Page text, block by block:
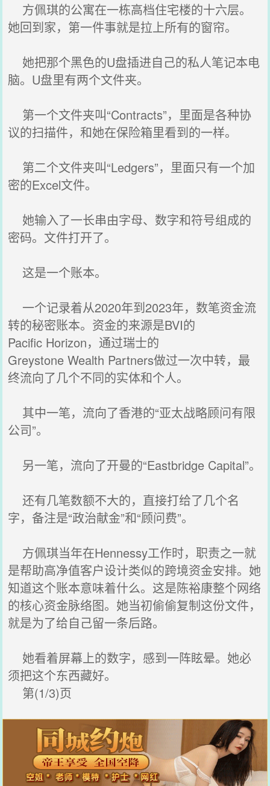
方佩琪的公寓在一栋高档住宅楼的十六层。
她回到家，第一件事就是拉上所有的窗帘。
她把那个黑色的U盘插进自己的私人笔记本电
脑。U盘里有两个文件夹。
第一个文件夹叫“Contracts”，里面是各种协
议的扫描件，和她在保险箱里看到的一样。
第二个文件夹叫“Ledgers”，里面只有一个加
密的Excel文件。
她输入了一长串由字母、数字和符号组成的
密码。文件打开了。
这是一个账本。
一个记录着从2020年到2023年，数笔资金流
转的秘密账本。资金的来源是BVI的
Pacific Horizon，通过瑞士的
Greystone Wealth Partners做过一次中转，最
终流向了几个不同的实体和个人。
其中一笔，流向了香港的“亚太战略顾问有限
公司”。
另一笔，流向了开曼的“Eastbridge Capital”。
还有几笔数额不大的，直接打给了几个名
字，备注是“政治献金”和“顾问费”。
方佩琪当年在Hennessy工作时，职责之一就
是帮助高净值客户设计类似的跨境资金安排。她
知道这个账本意味着什么。这是陈裕康整个网络
的核心资金脉络图。她当初偷偷复制这份文件，
就是为了给自己留一条后路。
她看着屏幕上的数字，感到一阵眩晕。她必
须把这个东西藏好。
第(1/3)页